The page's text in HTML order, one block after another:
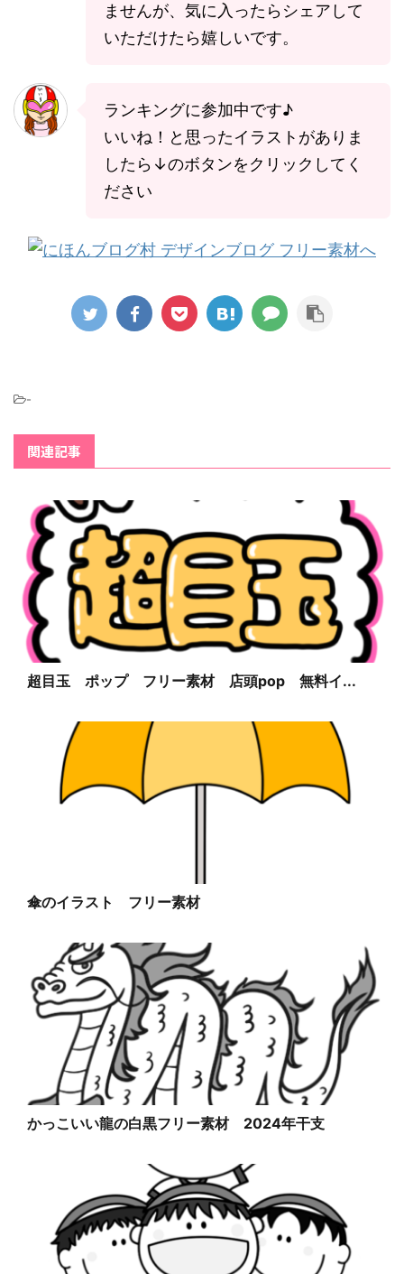
ませんが、気に入ったらシェアして
いただけたら嬉しいです。
ランキングに参加中です♪
いいね！と思ったイラストがありま
したら↓のボタンをクリックしてく
ださい
-
関連記事
超目玉 ポップ フリー素材 店頭pop 無料イ...
傘のイラスト フリー素材
かっこいい龍の白黒フリー素材 2024年干支